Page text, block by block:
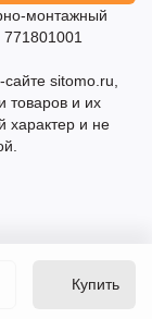
Купить
монтажный
sitomo.ru,
товаров и их
характер и не